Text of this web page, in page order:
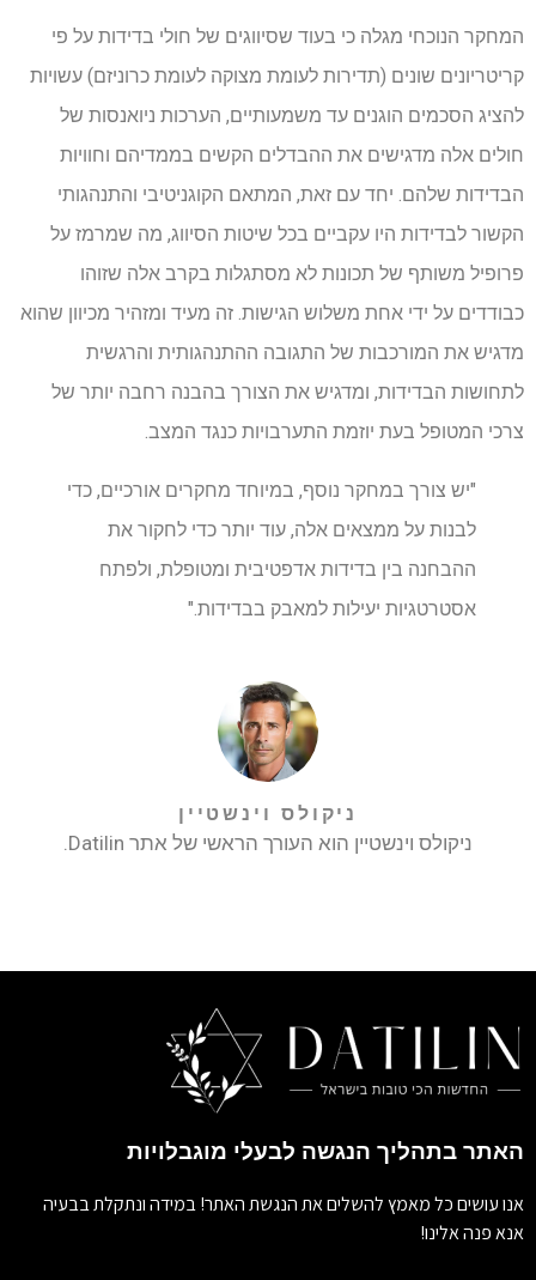
המחקר הנוכחי מגלה כי בעוד שסיווגים של חולי בדידות על פי
קריטריונים שונים (תדירות לעומת מצוקה לעומת כרוניזם) עשויות
להציג הסכמים הוגנים עד משמעותיים, הערכות ניואנסות של
חולים אלה מדגישים את ההבדלים הקשים בממדיהם וחוויות
הבדידות שלהם. יחד עם זאת, המתאם הקוגניטיבי והתנהגותי
הקשור לבדידות היו עקביים בכל שיטות הסיווג, מה שמרמז על
פרופיל משותף של תכונות לא מסתגלות בקרב אלה שזוהו
כבודדים על ידי אחת משלוש הגישות. זה מעיד ומזהיר מכיוון שהוא
מדגיש את המורכבות של התגובה ההתנהגותית והרגשית
לתחושות הבדידות, ומדגיש את הצורך בהבנה רחבה יותר של
צרכי המטופל בעת יוזמת התערבויות כנגד המצב.
"יש צורך במחקר נוסף, במיוחד מחקרים אורכיים, כדי
לבנות על ממצאים אלה, עוד יותר כדי לחקור את
ההבחנה בין בדידות אדפטיבית ומטופלת, ולפתח
אסטרטגיות יעילות למאבק בבדידות."
ניקולס וינשטיין
ניקולס וינשטיין הוא העורך הראשי של אתר Datilin.
האתר בתהליך הנגשה לבעלי מוגבלויות
אנו עושים כל מאמץ להשלים את הנגשת האתר! במידה ונתקלת בבעיה
אנא פנה אלינו!